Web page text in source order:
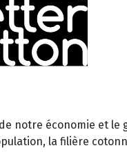
notre économie et
la filière